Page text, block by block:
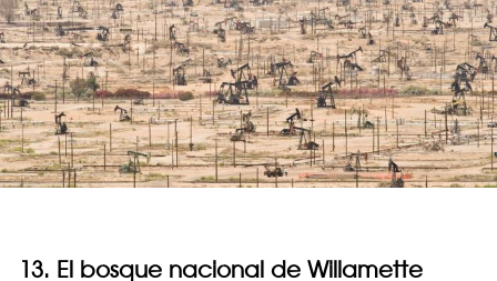
13. El bosque nacional de Willamette